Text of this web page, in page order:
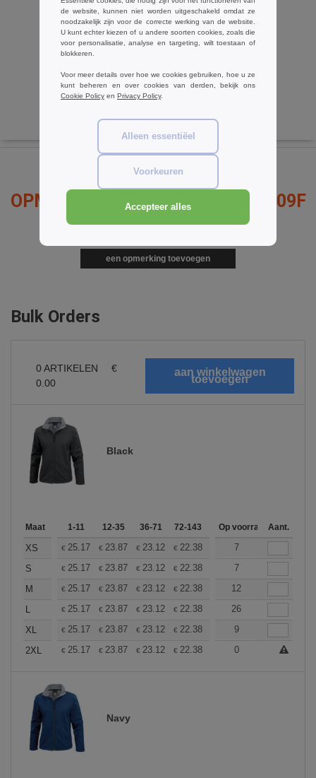
Result RE33A - Polartherm™ trui
€12.58
€13.60
-7%
OPMERKINGEN OVER RESULT R209F
een opmerking toevoegen
Bulk Orders
0 ARTIKELEN
€
0.00
Black
Maat 1-11 12-35 36-71 72-143 144-287 288 + Meer
Op voorraadAant.
XS € 25.17 € 23.87 € 23.12 € 22.38 21.25
7
S
€ 25.17 € 23.87 € 23.12 € 22.38 21.25
7
M
€ 25.17 € 23.87 € 23.12 € 22.38 21.25
12
L
€ 25.17 € 23.87 € 23.12 € 22.38 21.25
26
XL
€ 25.17 € 23.87 € 23.12 € 22.38 21.25
9
2XL
€ 25.17 € 23.87 € 23.12 € 22.38 21.25
0
Navy
de website, kunnen niet worden uitgeschakeld omdat ze
noodzakelijk zijn voor de correcte werking van de website.
U kunt echter kiezen of u andere soorten cookies, zoals die
voor personalisatie, analyse en targeting, wilt toestaan of
blokkeren.
Voor meer details over hoe we cookies gebruiken, hoe u ze
kunt beheren en over cookies van derden, bekijk ons
Cookie Policy en Privacy Policy.
Alleen essentiëel
Voorkeuren
Accepteer alles